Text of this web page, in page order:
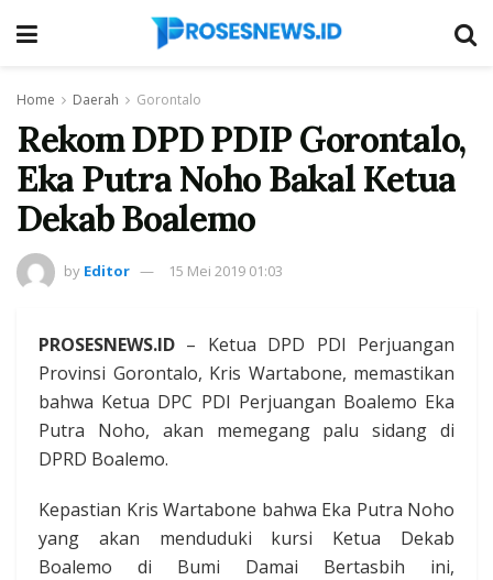
Home Daerah Gorontalo
Rekom DPD PDIP Gorontalo,
Eka Putra Noho Bakal Ketua
Dekab Boalemo
by Editor 15 Mei 2019 01:03
PROSESNEWS.ID – Ketua DPD PDI Perjuangan
Provinsi Gorontalo, Kris Wartabone, memastikan
bahwa Ketua DPC PDI Perjuangan Boalemo Eka
Putra Noho, akan memegang palu sidang di
DPRD Boalemo.
Kepastian Kris Wartabone bahwa Eka Putra Noho
yang akan menduduki kursi Ketua Dekab
Boalemo di Bumi Damai Bertasbih ini,